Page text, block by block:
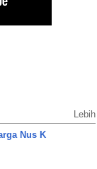
Lebih
Nus K